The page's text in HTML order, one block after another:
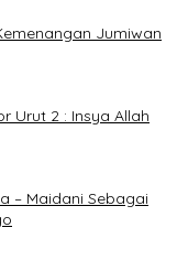
Jumiwan
Urut 2 : Insya Allah
– Maidani Sebagai